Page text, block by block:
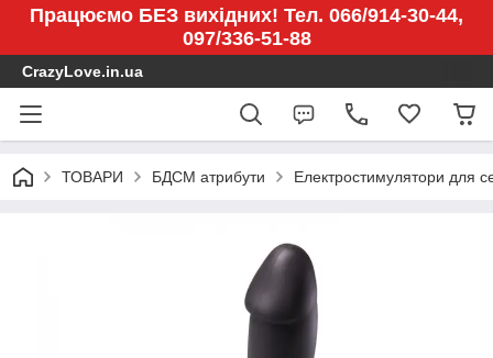
Працюємо БЕЗ вихідних! Тел. 066/914-30-44,
097/336-51-88
CrazyLove.in.ua
ТОВАРИ БДСМ атрибути Електростимулятори для